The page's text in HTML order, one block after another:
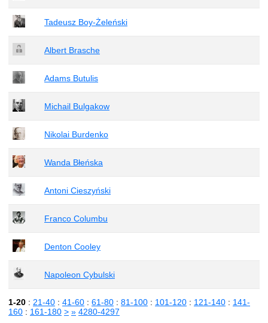
Tadeusz Boy-Żeleński
Albert Brasche
Adams Butulis
Michail Bulgakow
Nikolai Burdenko
Wanda Błeńska
Antoni Cieszyński
Franco Columbu
Denton Cooley
Napoleon Cybulski
1-20 : 21-40 : 41-60 : 61-80 : 81-100 : 101-120 : 121-140 : 141-
160 : 161-180 > » 4280-4297